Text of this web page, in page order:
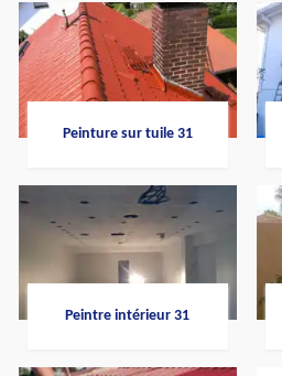
Peinture sur tuile 31
Peintre intérieur 31